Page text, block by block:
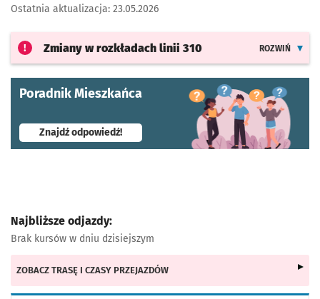
Ostatnia aktualizacja: 23.05.2026
Zmiany w rozkładach linii 310 ROZWIŃ
Poradnik Mieszkańca
Znajdź odpowiedź!- otworzy się w nowej karcie
Najbliższe odjazdy:
Brak kursów w dniu dzisiejszym
ZOBACZ TRASĘ I CZASY PRZEJAZDÓW